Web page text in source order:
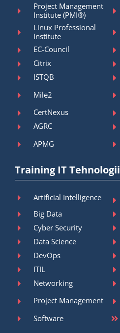
Project Management
Institute (PMI®)
Linux Professional
Institute
EC-Council
Citrix
ISTQB
Mile2
CertNexus
AGRC
APMG
Training IT Tehnologii
Artificial Intelligence
Big Data
Cyber Security
Data Science
DevOps
ITIL
Networking
Project Management
Software